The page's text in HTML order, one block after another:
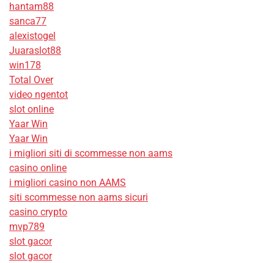
hantam88
sanca77
alexistogel
Juaraslot88
win178
Total Over
video ngentot
slot online
Yaar Win
Yaar Win
i migliori siti di scommesse non aams
casino online
i migliori casino non AAMS
siti scommesse non aams sicuri
casino crypto
mvp789
slot gacor
slot gacor